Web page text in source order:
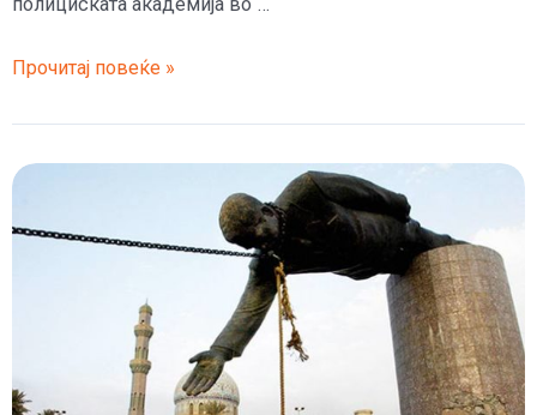
полициската академија во …
Во
93%
од
силувањата
се
земји
Прочитај повеќе »